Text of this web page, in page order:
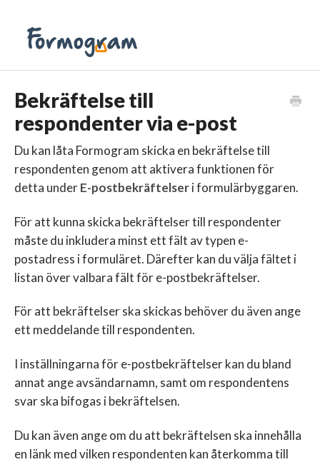
Bekräftelse till
respondenter via e-post
Du kan låta Formogram skicka en bekräftelse till
respondenten genom att aktivera funktionen för
detta underE-postbekräftelseri formulärbyggaren.
För att kunna skicka bekräftelser till respondenter
måste du inkludera minst ett fält av typen e-
postadress i formuläret. Därefter kan du välja fältet i
listan över valbara fält för e-postbekräftelser.
För att bekräftelser ska skickas behöver du även ange
ett meddelande till respondenten.
I inställningarna för e-postbekräftelser kan du bland
annat ange avsändarnamn, samt om respondentens
svar ska bifogas i bekräftelsen.
Du kan även ange om du att bekräftelsen ska innehålla
en länk med vilken respondenten kan återkomma till